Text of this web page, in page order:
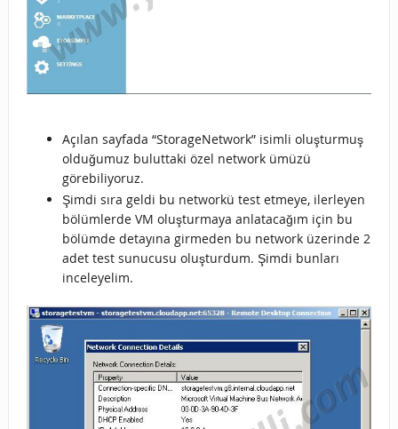
Açılan sayfada “StorageNetwork” isimli oluşturmuş
olduğumuz buluttaki özel network ümüzü
görebiliyoruz.
Şimdi sıra geldi bu networkü test etmeye, ilerleyen
bölümlerde VM oluşturmaya anlatacağım için bu
bölümde detayına girmeden bu network üzerinde 2
adet test sunucusu oluşturdum. Şimdi bunları
inceleyelim.